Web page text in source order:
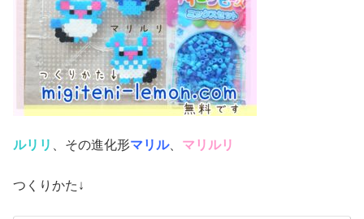
ルリリ 、その進化形マリル、 マリルリ
つくりかた↓